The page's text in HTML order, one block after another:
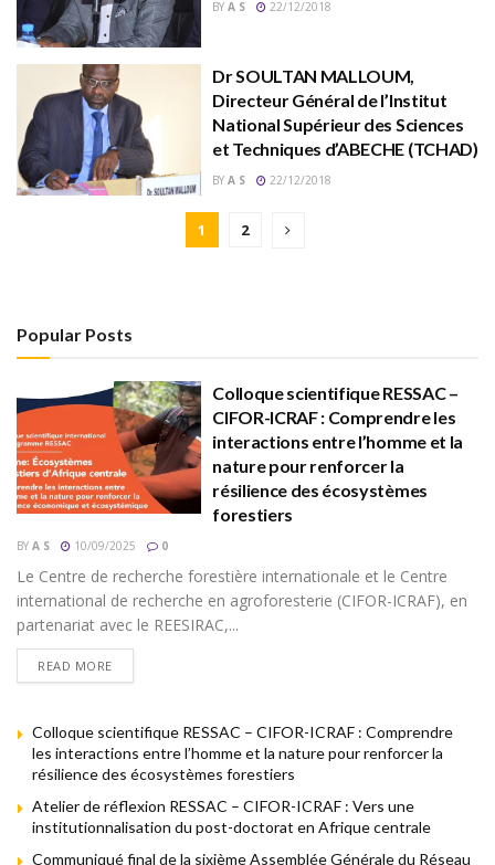
BY A S 22/12/2018
Dr SOULTAN MALLOUM,
Directeur Général de l’Institut
National Supérieur des Sciences
et Techniques d’ABECHE (TCHAD)
BY A S 22/12/2018
1 2
Popular Posts
Colloque scientifique RESSAC –
CIFOR-ICRAF : Comprendre les
interactions entre l’homme et la
nature pour renforcer la
résilience des écosystèmes
forestiers
BY A S 10/09/2025 0
Le Centre de recherche forestière internationale et le Centre
international de recherche en agroforesterie (CIFOR-ICRAF), en
partenariat avec le REESIRAC,...
READ MORE
Colloque scientifique RESSAC – CIFOR-ICRAF : Comprendre
les interactions entre l’homme et la nature pour renforcer la
résilience des écosystèmes forestiers
Atelier de réflexion RESSAC – CIFOR-ICRAF : Vers une
institutionnalisation du post-doctorat en Afrique centrale
Communiqué final de la sixième Assemblée Générale du Réseau